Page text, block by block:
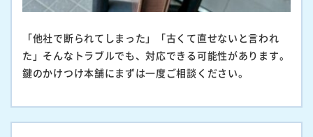
「他社で断られてしまった」「古くて直せないと言われ
た」そんなトラブルでも、対応できる可能性があります。
鍵のかけつけ本舗にまずは一度ご相談ください。